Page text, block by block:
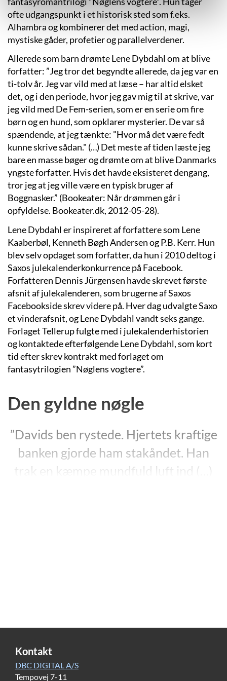
ofte udgangspunkt i et historisk sted som f.eks.
Alhambra og kombinerer det med action, magi,
mystiske gåder, profetier og parallelverdener.
Allerede som barn drømte Lene Dybdahl om at blive
forfatter: ”Jeg tror det begyndte allerede, da jeg var en
ti-tolv år. Jeg var vild med at læse – har altid elsket
det, og i den periode, hvor jeg gav mig til at skrive, var
jeg vild med De Fem-serien, som er en serie om fire
børn og en hund, som opklarer mysterier. De var så
spændende, at jeg tænkte: "Hvor må det være fedt
kunne skrive sådan." (…) Det meste af tiden læste jeg
bare en masse bøger og drømte om at blive Danmarks
yngste forfatter. Hvis det havde eksisteret dengang,
tror jeg at jeg ville være en typisk bruger af
Boggnasker.” (Bookeater: Når drømmen går i
opfyldelse. Bookeater.dk, 2012-05-28).
Lene Dybdahl er inspireret af forfattere som Lene
Kaaberbøl, Kenneth Bøgh Andersen og P.B. Kerr. Hun
blev selv opdaget som forfatter, da hun i 2010 deltog i
Saxos julekalenderkonkurrence på Facebook.
Forfatteren Dennis Jürgensen havde skrevet første
afsnit af julekalenderen, som brugerne af Saxos
Facebookside skrev videre på. Hver dag udvalgte Saxo
et vinderafsnit, og Lene Dybdahl vandt seks gange.
Forlaget Tellerup fulgte med i julekalenderhistorien
og kontaktede efterfølgende Lene Dybdahl, som kort
tid efter skrev kontrakt med forlaget om
fantasytrilogien ”Nøglens vogtere”.
Den gyldne nøgle
”Davids ben rystede. Hjertets kraftige
banken gjorde ham stakåndet. Han
trak en kæmpe mundfuld luft ind (…)
bind i fantasytrilogien
Kontakt
DBC DIGITAL A/S
Tempovej 7-11